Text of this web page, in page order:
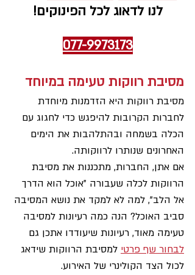
לנו לדאוג לכל הפינוקים!
077-9973173
מסיבת רווקות טעימה במיוחד
מסיבת רווקות היא הזדמנות מיוחדת
לחברות הקרובות להיפגש כדי לחגוג עם
הכלה בשמחה ובהתלהבות את הימים
האחרונים שנותרו לרווקותה.
אם אתן, החברות, מתכננות את מסיבת
הרווקות לכלה שעבורה "אוכל הוא הדרך
אל הלב", למה לא למקד את נושא המסיבה
סביב האוכל? הנה כמה רעיונות למסיבה
טעימה מאוד, רעיונות שיעודדו אתכן גם
לבחור שף פרטי למסיבת הרווקות שידאג
לכול הצד הקולינרי של האירוע.